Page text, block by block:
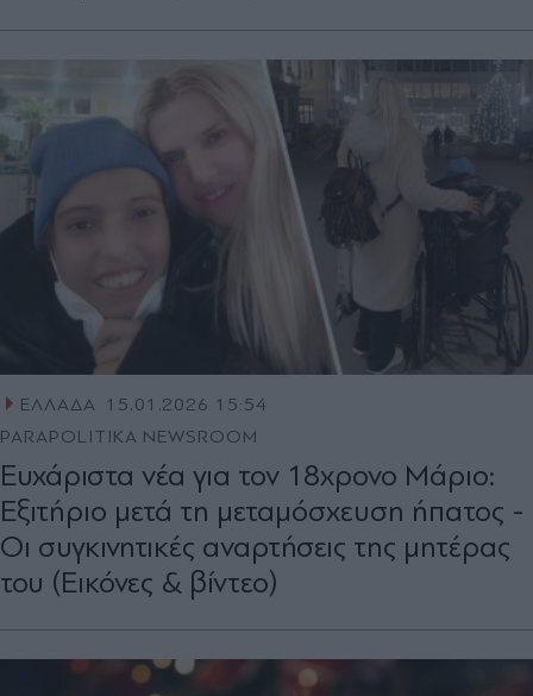
ΕΛΛΑΔΑ 15.01.2026 15:54
PARAPOLITIKA NEWSROOM
Ευχάριστα νέα για τον 18χρονο Μάριο:
Εξιτήριο μετά τη μεταμόσχευση ήπατος -
Οι συγκινητικές αναρτήσεις της μητέρας
του (Εικόνες & βίντεο)